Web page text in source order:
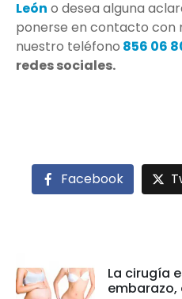
León o desea alguna
ponerse en contacto con
nuestro teléfono 856 06
redes sociales.
Facebook
La cirugía
embarazo,